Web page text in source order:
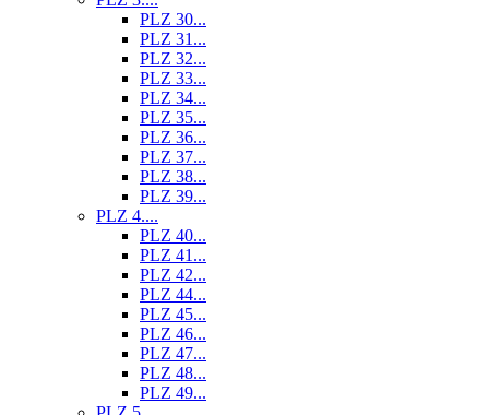
PLZ 30...
PLZ 31...
PLZ 32...
PLZ 33...
PLZ 34...
PLZ 35...
PLZ 36...
PLZ 37...
PLZ 38...
PLZ 39...
PLZ 4....
PLZ 40...
PLZ 41...
PLZ 42...
PLZ 44...
PLZ 45...
PLZ 46...
PLZ 47...
PLZ 48...
PLZ 49...